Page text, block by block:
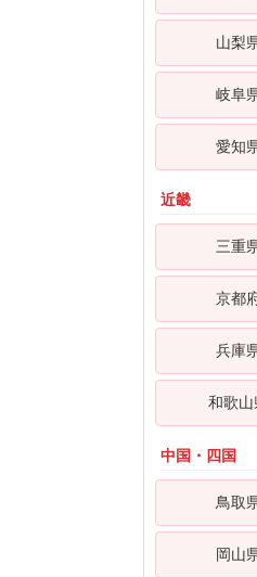
山梨
岐阜
愛知
近畿
三重
京都
兵庫
和歌山
中国・四国
鳥取
岡山